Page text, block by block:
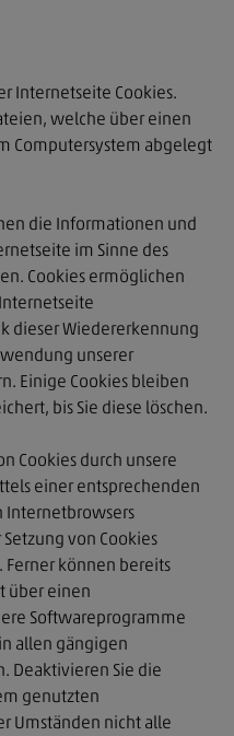
Internetseite Cookies.
welche über einen
Computersystem abgelegt
die Informationen und
im Sinne des
Cookies ermöglichen
dieser Wiedererkennung
unserer
Einige Cookies bleiben
bis Sie diese löschen.
Cookies durch unsere
einer entsprechenden
Internetbrowsers
von Cookies
können bereits
über einen
Softwareprogramme
allen gängigen
Deaktivieren Sie die
genutzten
Umständen nicht alle